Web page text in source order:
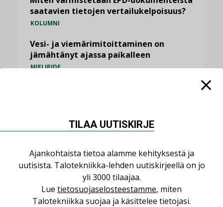
saatavien tietojen vertailukelpoisuus?
KOLUMNI
Vesi- ja viemärimitoittaminen on
jämähtänyt ajassa paikalleen
MIELIPIDE
NIMITYKSET
Consti
NIMITYKSET
TILAA UUTISKIRJE
Ajankohtaista tietoa alamme kehityksestä ja
uutisista. Talotekniikka-lehden uutiskirjeellä on jo
yli 3000 tilaajaa.
Lue tietosuojaselosteestamme, miten
Talotekniikka suojaa ja käsittelee tietojasi.